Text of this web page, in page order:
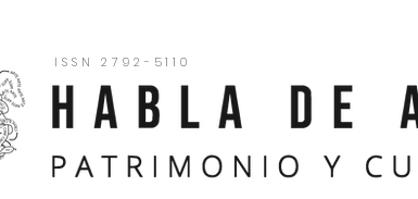
ISSN 2792-5110